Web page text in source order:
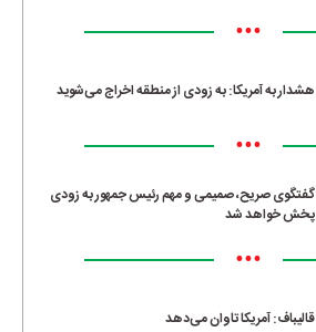
•••
هشدار به آمریکا: به زودی از منطقه اخراج می‌شوید
•••
گفتگوی صریح، صمیمی و مهم رئیس جمهور به زودی
پخش خواهد شد
•••
قالیباف: آمریکا تاوان می‌دهد